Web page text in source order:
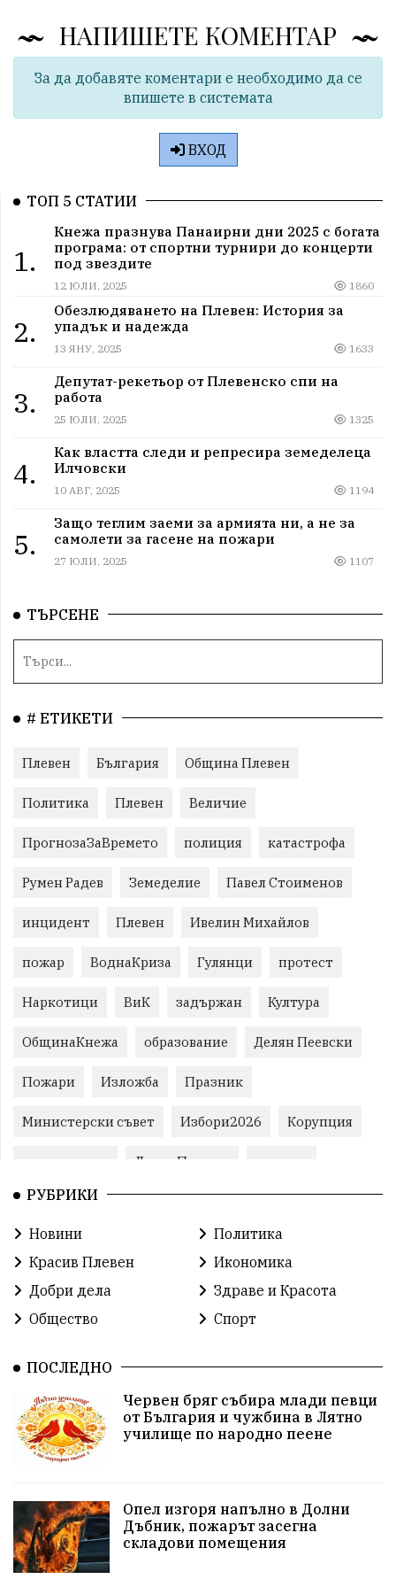
НАПИШЕТЕ КОМЕНТАР
За да добавяте коментари е необходимо да се
впишете в системата
ВХОД
ТОП 5 СТАТИИ
1.
Кнежа празнува Панаирни дни 2025 с богата
програма: от спортни турнири до концерти
под звездите
12 ЮЛИ, 2025 1860
2.
Обезлюдяването на Плевен: История за
упадък и надежда
13 ЯНУ, 2025 1633
3.
Депутат-рекетьор от Плевенско спи на
работа
25 ЮЛИ, 2025 1325
4.
Как властта следи и репресира земеделеца
Илчовски
10 АВГ, 2025 1194
5.
Защо теглим заеми за армията ни, а не за
самолети за гасене на пожари
27 ЮЛИ, 2025 1107
ТЪРСЕНЕ
# ЕТИКЕТИ
Плевен България Община Плевен
Политика Плевен Величие
ПрогнозаЗаВремето полиция катастрофа
Румен Радев Земеделие Павел Стоименов
инцидент Плевен Ивелин Михайлов
пожар ВоднаКриза Гулянци протест
Наркотици ВиК задържан Култура
ОбщинаКнежа образование Делян Пеевски
Пожари Изложба Празник
Министерски съвет Избори2026 Корупция
ЛетниПожари
ОбластПлевен
Красив Плевен МВР
благотворителност Илияна Йотова
Общински съвет Общество Икономика
Ивелин Михайлов
здравеопазване концерт задържани
Бойко Борисов ПрогнозаЗаВремето ГЕРБ
протести Фолклор водоснабдяване
Левски Народно събрание
РУБРИКИ
Новини
Политика
Красив Плевен
Икономика
Добри дела
Здраве и Красота
Общество
Спорт
ПОСЛЕДНО
Червен бряг събира млади певци
от България и чужбина в Лятно
училище по народно пеене
Опел изгоря напълно в Долни
Дъбник, пожарът засегна
складови помещения